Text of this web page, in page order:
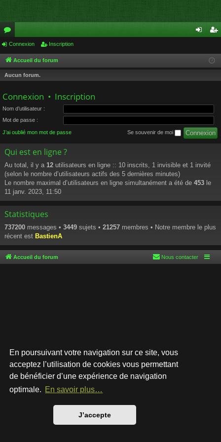
En poursuivant votre navigation sur ce site, vous
acceptez l’utilisation de cookies vous permettant
de bénéficier d’une expérience de navigation
optimale. En savoir plus…
J’accepte
or
u
m
cri
Connexion Inscription
Accueil du forum
Aucun forum.
Connexion • Inscription
Nom d’utilisateur :
Mot de passe :
J’ai oublié mon mot de passe Se souvenir de moi
Qui est en ligne ?
Au total, il y a 12 utilisateurs en ligne :: 10 inscrits, 1 invisible et 1 invité
(selon le nombre d’utilisateurs actifs des 5 dernières minutes)
Le nombre maximal d’utilisateurs en ligne simultanément a été de 453 le
11 janv. 2023, 11:50
Statistiques
737200 messages • 3449 sujets • 21257 membres • Notre membre le plus
récent est BastienA
Accueil du forum Nous contacter
Développé parphpBB® Forum Software © phpBB Limited
Style par
Traduction française officielle